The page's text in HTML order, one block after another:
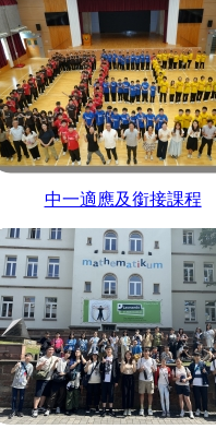
中一適應及銜接課程